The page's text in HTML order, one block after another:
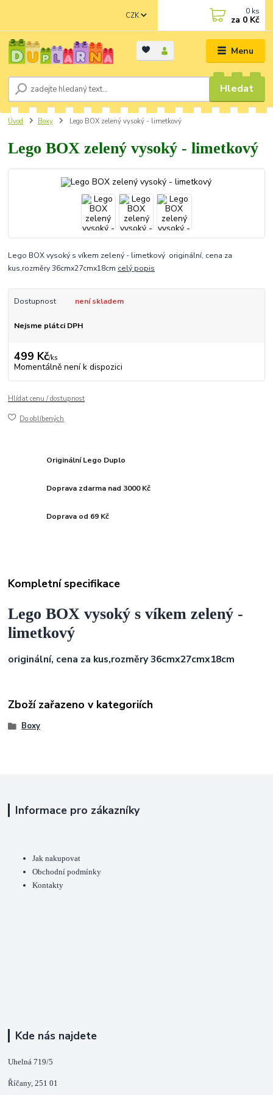
Menu
CZK
Hledat
0 ks
za 0 Kč
Úvod Boxy Lego BOX zelený vysoký - limetkový
Lego BOX zelený vysoký - limetkový
Lego BOX vysoký s víkem zelený - limetkový originální, cena za
kus,rozměry 36cmx27cmx18cm celý popis
Dostupnost není skladem
Nejsme plátci DPH
499 Kč/ks
Momentálně není k dispozici
Hlídat cenu / dostupnost
Do oblíbených
Originální Lego Duplo
Doprava zdarma nad 3000 Kč
Doprava od 69 Kč
Kompletní specifikace
Lego BOX vysoký s víkem zelený -
limetkový
originální, cena za kus,rozměry 36cmx27cmx18cm
Zboží zařazeno v kategoriích
Boxy
Informace pro zákazníky
Jak nakupovat
Obchodní podmínky
Kontakty
Kde nás najdete
Uhelná 719/5
Říčany, 251 01